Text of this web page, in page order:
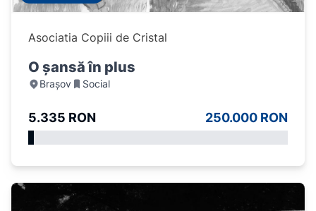
Asociatia Copiii de Cristal
O șansă în plus
Brașov Social
5.335 RON 250.000 RON